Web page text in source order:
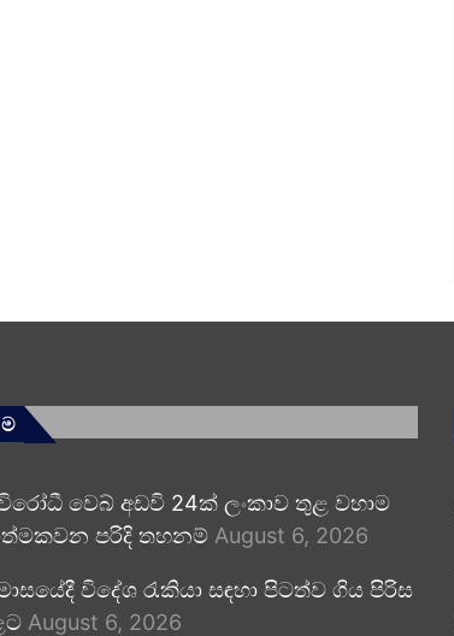
වෙබ් අඩවි 24ක් ලංකාව තුළ වහාම
පරිදි තහනම් August 6, 2026
විදේශ රැකියා සඳහා පිටත්ව ගිය පිරිස
August 6, 2026